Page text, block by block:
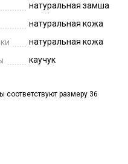
натуральная замша
натуральная кожа
натуральная кожа
каучук
соответствуют размеру 36